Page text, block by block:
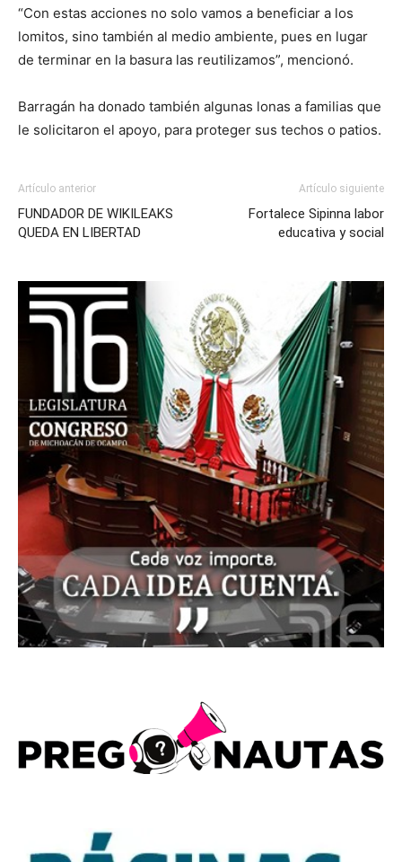
“Con estas acciones no solo vamos a beneficiar a los
lomitos, sino también al medio ambiente, pues en lugar
de terminar en la basura las reutilizamos”, mencionó.
Barragán ha donado también algunas lonas a familias que
le solicitaron el apoyo, para proteger sus techos o patios.
Artículo anterior
FUNDADOR DE WIKILEAKS
QUEDA EN LIBERTAD
Artículo siguiente
Fortalece Sipinna labor
educativa y social